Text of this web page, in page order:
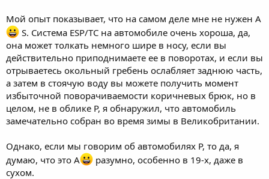
Мой опыт показывает, что на самом деле мне не нужен A
S. Система ESP/TC на автомобиле очень хороша, да,
она может толкать немного шире в носу, если вы
действительно приподнимаете ее в поворотах, и если вы
отрываетесь окольный гребень ослабляет заднюю часть,
а затем в стоячую воду вы можете получить момент
избыточной поворачиваемости коричневых брюк, но в
целом, не в облике P, я обнаружил, что автомобиль
замечательно собран во время зимы в Великобритании.
Однако, если мы говорим об автомобилях P, то да, я
думаю, что это A
разумно, особенно в 19-х, даже в
сухом.